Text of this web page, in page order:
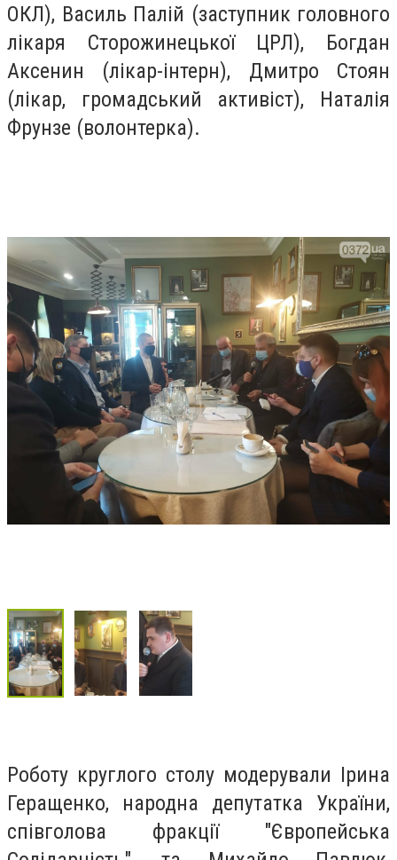
ОКЛ), Василь Палій (заступник головного
лікаря Сторожинецької ЦРЛ), Богдан
Аксенин (лікар-інтерн), Дмитро Стоян
(лікар, громадський активіст), Наталія
Фрунзе (волонтерка).
Роботу круглого столу модерували Ірина
Геращенко, народна депутатка України,
співголова фракції "Європейська